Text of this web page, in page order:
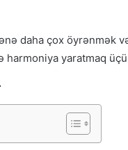
daha çox öyrənmək
yaratmaq